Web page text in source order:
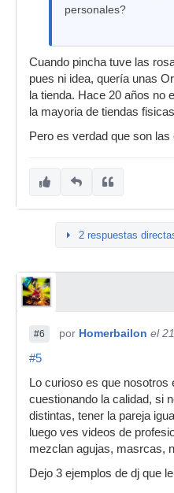
personales?
Cuando pincha tuve las
pues ni idea, quería unas
la tienda. Hace 20 años no
la mayoria de tiendas
Pero es verdad que son
2 respuestas
#6 por Homerbailon el
#5
Lo curioso es que
cuestionando la calidad, si
distintas, tener la pareja
luego ves videos de
mezclan agujas, masrcas,
Dejo 3 ejemplos de dj que